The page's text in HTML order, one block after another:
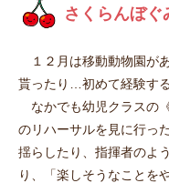
さくらんぼぐ
１２月は移動動物園が
貰ったり…初めて経験す
なかでも幼児クラスの
のリハーサルを見に行っ
揺らしたり、指揮者のよ
り、「楽しそうなことを